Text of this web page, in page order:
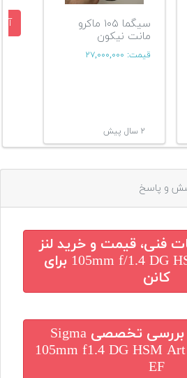
سیگما ۱۰۵ ماکرو
مانت نیکون
قیمت: ۲۷,۰۰۰,۰۰۰
۲ سال پیش
و پاسخ
فنی، قیمت و خریدلنز
سیگما 105mm f/1.4 DG HSM Art برای
کانن
بررسی تخصصیSigma
105mm f1.4 DG HSM
EF